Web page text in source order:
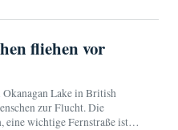
fliehen vor
Okanagan Lake in British
zur Flucht. Die
eine wichtige Fernstraße ist